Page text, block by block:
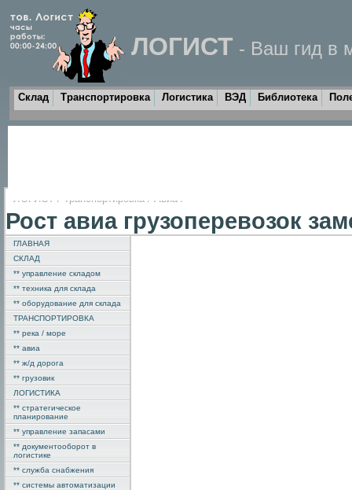
ЛОГИСТ - Ваш гид в
Склад Транспортировка Логистика ВЭД Библиотека
ЛОГИСТ / Транспортировка / Авиа /
Рост авиа грузоперевозок
ГЛАВНАЯ
СКЛАД
** управление складом
** техника для склада
** оборудование для склада
ТРАНСПОРТИРОВКА
** река / море
** авиа
** ж/д дорога
** грузовик
ЛОГИСТИКА
** стратегическое
планирование
** управление запасами
** документооборот в
логистике
** служба снабжения
** системы автоматизации